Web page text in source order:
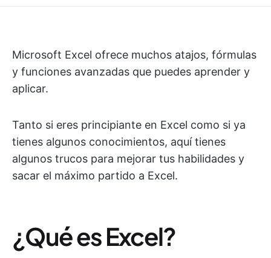
Microsoft Excel ofrece muchos atajos, fórmulas
y funciones avanzadas que puedes aprender y
aplicar.
Tanto si eres principiante en Excel como si ya
tienes algunos conocimientos, aquí tienes
algunos trucos para mejorar tus habilidades y
sacar el máximo partido a Excel.
¿Qué es Excel?